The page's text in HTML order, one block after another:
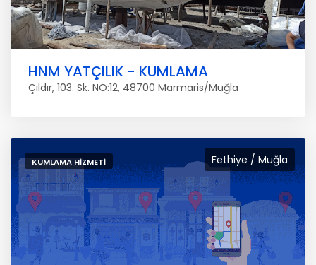
HNM YATÇILIK - KUMLAMA
Çıldır, 103. Sk. NO:12, 48700 Marmaris/Muğla
Fethiye / Muğla
KUMLAMA HIZMETI